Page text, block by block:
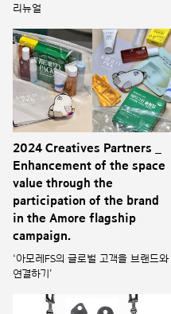
리뉴얼
2024 Creatives Partners _
Enhancement of the space
value through the
participation of the brand
in the Amore flagship
campaign.
‘아모레FS의 글로벌 고객을 브랜드와
연결하기’